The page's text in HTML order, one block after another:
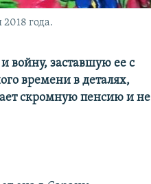
года.
войну, заставшую ее с
времени в деталях,
скромную пенсию и не